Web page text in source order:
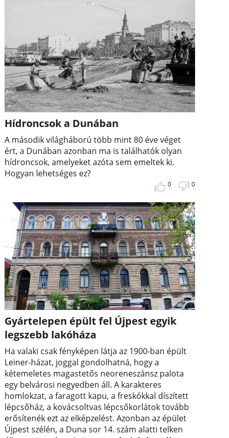
Hídroncsok a Dunában
A második világháború több mint 80 éve véget
ért, a Dunában azonban ma is találhatók olyan
hídroncsok, amelyeket azóta sem emeltek ki.
Hogyan lehetséges ez?
0 0
Gyártelepen épült fel Újpest egyik
legszebb lakóháza
Ha valaki csak fényképen látja az 1900-ban épült
Leiner-házat, joggal gondolhatná, hogy a
kétemeletes magastetős neoreneszánsz palota
egy belvárosi negyedben áll. A karakteres
homlokzat, a faragott kapu, a freskókkal díszített
lépcsőház, a kovácsoltvas lépcsőkorlátok tovább
erősítenék ezt az elképzelést. Azonban az épület
Újpest szélén, a Duna sor 14. szám alatti telken